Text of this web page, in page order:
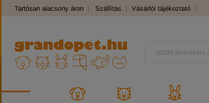
Tartósan alacsony áron Szállítás Vásárlói tájékoztató